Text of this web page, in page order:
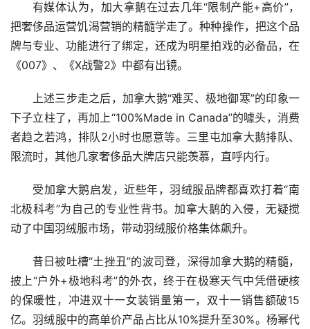
有媒体认为，加大拿鹅在过去几年“限制产能+高价”，
把奢侈品运营饥渴营销的精髓学走了。种种操作，把这个品
牌与专业、功能进行了绑定，还成为明星拍戏的必备品，在
《007》、《X战警2》中都有出镜。
上述三步走之后，加拿大鹅“难买、极地御寒”的印象一
下子立柱了，再加上“100%Made in Canada”的噱头，消费
者趋之若鸿，排队2小时也愿意等。三里屯加拿大鹅排队、
限流时，其他几家奢侈品大牌店只能羡慕，直呼内行。
受加拿大鹅启发，近些年，羽绒服品牌都喜欢打着“南
北极科考”为自己的专业性背书。加拿大鹅的入侵，无疑搅
动了中国羽绒服市场，带动羽绒服价格集体飙升。
昔日被吐槽“土挫丑”的波司登，深得加拿大鹅的精髓，
披上“户外+极地科考”的外衣，终于在极寒天气中凭借硬核
的保暖性，冲进双十一女装销量第一，双十一销售额破15
亿。羽绒服中的高单价产品占比从10%提升至30%。杨幂代